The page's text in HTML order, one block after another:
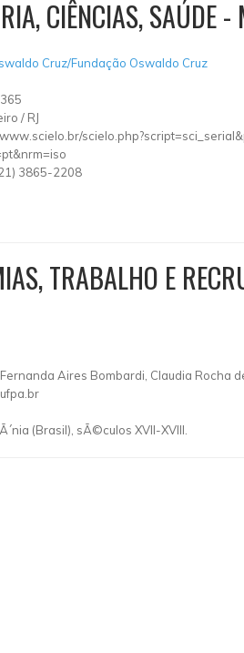
CIÊNCIAS, SAÚDE
Cruz/Fundação Oswaldo Cruz
/ RJ
3865-2208
TRABALHO E
Aires Bombardi, Claudia Rocha
(Brasil), sÃ©culos XVII-XVIII.